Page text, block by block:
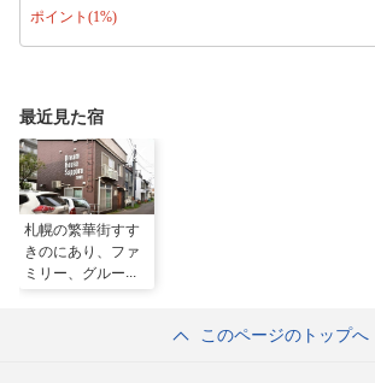
ポイント(1%)
最近見た宿
札幌の繁華街すす
きのにあり、ファ
ミリー、グループ
このページのトップへ